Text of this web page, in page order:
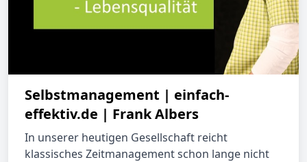
Selbstmanagement | einfach-
effektiv.de | Frank Albers
In unserer heutigen Gesellschaft reicht
klassisches Zeitmanagement schon lange nicht